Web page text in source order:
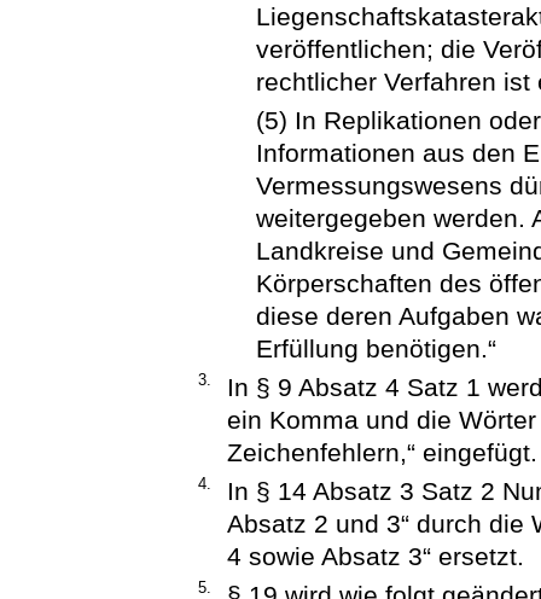
veröffentlichen; die
rechtlicher Verfahren ist
(5) In Replikationen
Informationen aus den
Vermessungswesens
weitergegeben werden.
Landkreise und
Körperschaften des
diese deren Aufgaben
Erfüllung benötigen.“
3.
In § 9 Absatz 4 Satz 1
ein Komma und die
Zeichenfehlern,“ eingefügt.
4.
In § 14 Absatz 3 Satz 2
Absatz 2 und 3“ durch die
4 sowie Absatz 3“ ersetzt.
5.